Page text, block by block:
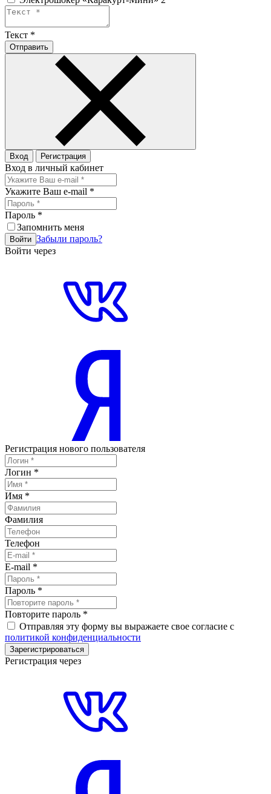
Текст *
Отправить
Вход Регистрация
Вход в личный кабинет
Укажите Ваш e-mail *
Пароль *
Запомнить меня
Войти Забыли пароль?
Войти через
Регистрация нового пользователя
Логин *
Имя *
Фамилия
Телефон
E-mail *
Пароль *
Повторите пароль *
Отправляя эту форму вы выражаете свое согласие с
политикой конфиденциальности
Зарегистрироваться
Регистрация через